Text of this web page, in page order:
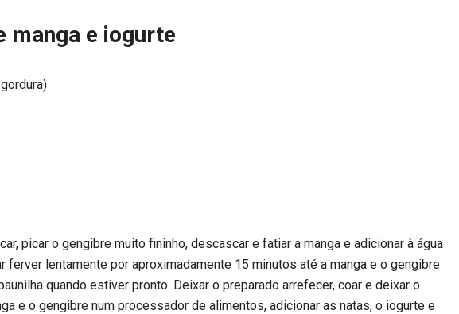
manga e iogurte
picar o gengibre muito fininho, descascar e fatiar a manga e adicionar à água
ferver lentamente por aproximadamente 15 minutos até a manga e o gengibre
quando estiver pronto. Deixar o preparado arrefecer, coar e deixar o
e o gengibre num processador de alimentos, adicionar as natas, o iogurte e